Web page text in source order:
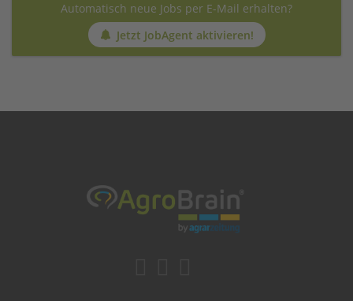
Automatisch neue Jobs per E-Mail erhalten?
Jetzt JobAgent aktivieren!